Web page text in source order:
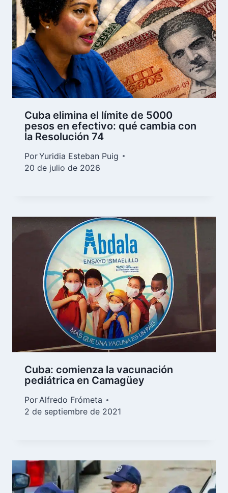
Cuba elimina el límite de 5000
pesos en efectivo: qué cambia con
la Resolución 74
PorYuridia Esteban Puig
20 de julio de 2026
Cuba: comienza la vacunación
pediátrica en Camagüey
PorAlfredo Frómeta
2 de septiembre de 2021